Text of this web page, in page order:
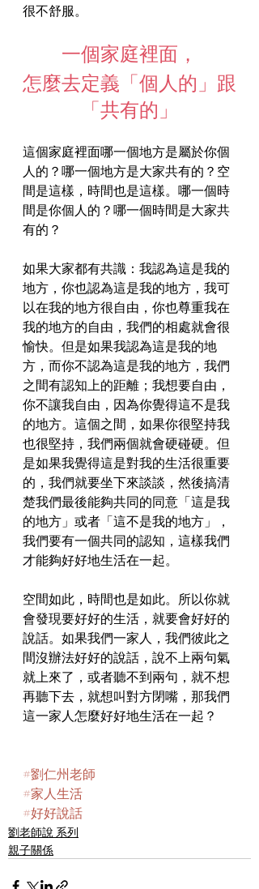
很不舒服。
一個家庭裡面，
怎麼去定義「個人的」跟
「共有的」
這個家庭裡面哪一個地方是屬於你個
人的？哪一個地方是大家共有的？空
間是這樣，時間也是這樣。哪一個時
間是你個人的？哪一個時間是大家共
有的？
如果大家都有共識：我認為這是我的
地方，你也認為這是我的地方，我可
以在我的地方很自由，你也尊重我在
我的地方的自由，我們的相處就會很
愉快。但是如果我認為這是我的地
方，而你不認為這是我的地方，我們
之間有認知上的距離；我想要自由，
你不讓我自由，因為你覺得這不是我
的地方。這個之間，如果你很堅持我
也很堅持，我們兩個就會硬碰硬。但
是如果我覺得這是對我的生活很重要
的，我們就要坐下來談談，然後搞清
楚我們最後能夠共同的同意「這是我
的地方」或者「這不是我的地方」，
我們要有一個共同的認知，這樣我們
才能夠好好地生活在一起。
空間如此，時間也是如此。所以你就
會發現要好好的生活，就要會好好的
說話。如果我們一家人，我們彼此之
間沒辦法好好的說話，說不上兩句氣
就上來了，或者聽不到兩句，就不想
再聽下去，就想叫對方閉嘴，那我們
這一家人怎麼好好地生活在一起？
#劉仁州老師
#家人生活
#好好說話
劉老師說 系列
親子關係